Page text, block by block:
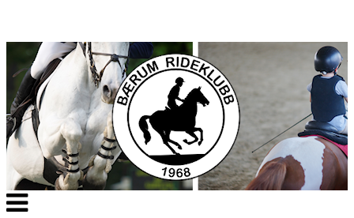
Veksle
navigasjon